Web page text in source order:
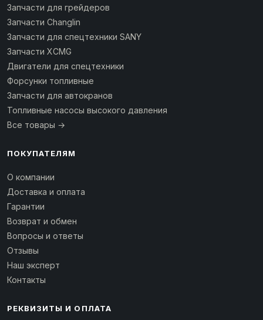
Запчасти для грейдеров
Запчасти Changlin
Запчасти для спецтехники SANY
Запчасти XCMG
Двигатели для спецтехники
Форсунки топливные
Запчасти для автокранов
Топливные насосы высокого давления
Все товары →
ПОКУПАТЕЛЯМ
О компании
Доставка и оплата
Гарантии
Возврат и обмен
Вопросы и ответы
Отзывы
Наш эксперт
Контакты
РЕКВИЗИТЫ И ОПЛАТА